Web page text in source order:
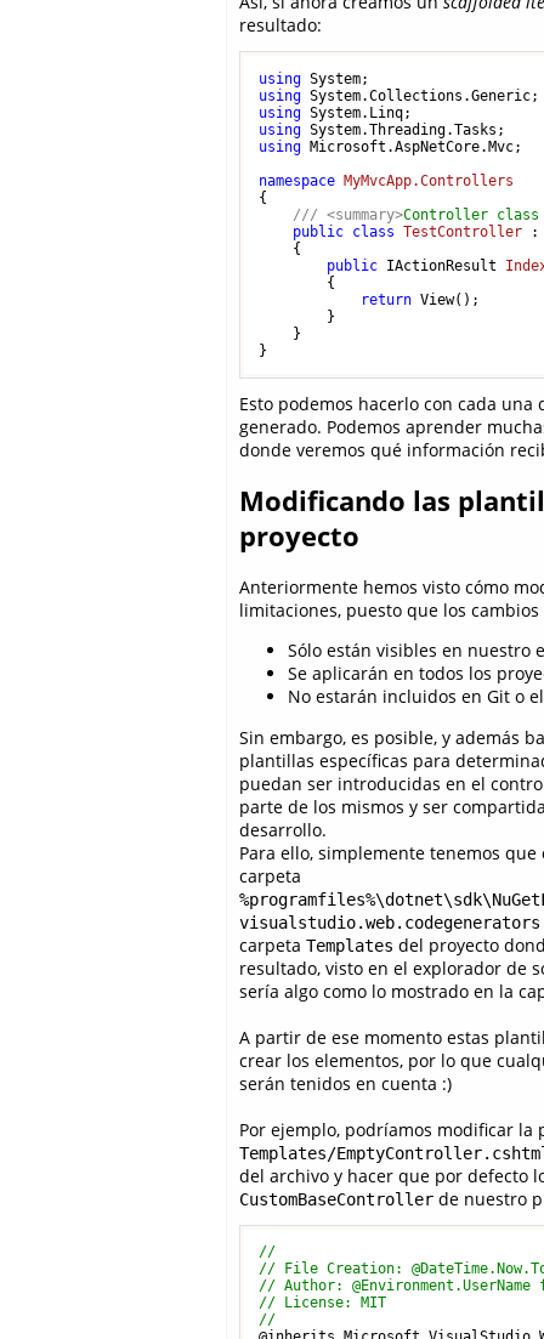
resultado:
using
using
using
using
using Microsoft.AspNetCore.Mvc;
namespace MyMvcApp.Controllers
{
/// <summary>Controller
public class TestController
    {
public IActionResult
        {
return View();
        }
    }
}
Esto podemos hacerlo con cada
generado. Podemos aprender
donde veremos qué información
Modificando las
proyecto
Anteriormente hemos visto cómo
limitaciones, puesto que los
Sólo están visibles en nuestro
Se aplicarán en todos los
No estarán incluidos en Git o
Sin embargo, es posible, y además
plantillas específicas para
puedan ser introducidas en el
parte de los mismos y ser
desarrollo.
Para ello, simplemente tenemos
carpeta
carpeta Templates del proyecto
resultado, visto en el explorador de
sería algo como lo mostrado en la
A partir de ese momento estas
crear los elementos, por lo que
serán tenidos en cuenta :)
Por ejemplo, podríamos modificar la
Templates/
del archivo y hacer que por defecto
CustomBaseController de nuestro
//
// File Creation:
// Author: @Environment.UserName
// License: MIT
//